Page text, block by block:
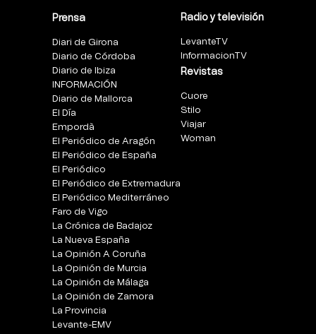
Prensa
Diari de Girona
Diario de Córdoba
Diario de Ibiza
INFORMACIÓN
Diario de Mallorca
El Día
Empordà
El Periódico de Aragón
El Periódico de España
El Periódico
El Periódico de Extremadura
El Periódico Mediterráneo
Faro de Vigo
La Crónica de Badajoz
La Nueva España
La Opinión A Coruña
La Opinión de Murcia
La Opinión de Málaga
La Opinión de Zamora
La Provincia
Levante-EMV
Radio y televisión
LevanteTV
InformacionTV
Revistas
Cuore
Stilo
Viajar
Woman